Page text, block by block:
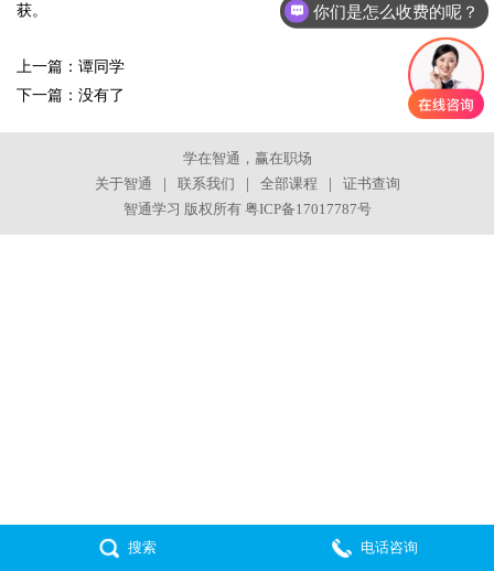
获。
上一篇： 谭同学
下一篇：没有了
学在智通，赢在职场
关于智通
｜ 联系我们 ｜ 全部课程 ｜
证书查询
智通学习 版权所有 粤ICP备17017787号
搜索 电话咨询
你们是怎么收费的呢？